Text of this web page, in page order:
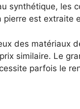
synthétique, les
est extraite
des matériaux
similaire. Le
parfois le